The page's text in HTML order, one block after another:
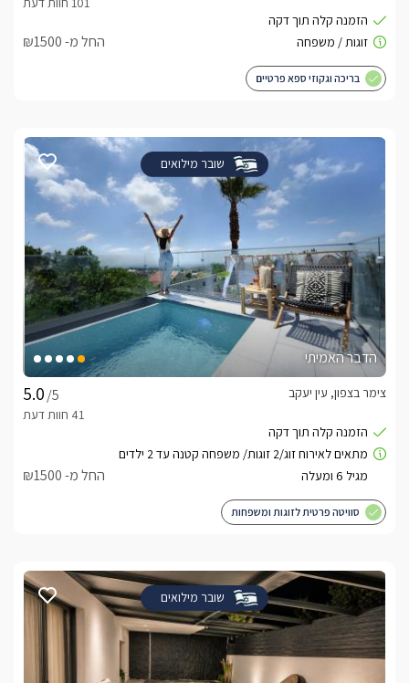
החל מ- ₪1500
בריכה וגקוזי ספא פרטיים
שובר מילואים
הדבר האמיתי
/5
צימר בצפון, עין יעקב
החל מ- ₪1500
סוויטה פרטית לזוגות ומשפחות
שובר מילואים